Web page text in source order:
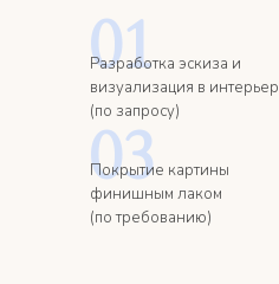
01
03
Разработка эскиза и
визуализация в интерьер
(по запросу)
Покрытие картины
финишным лаком
(по требованию)